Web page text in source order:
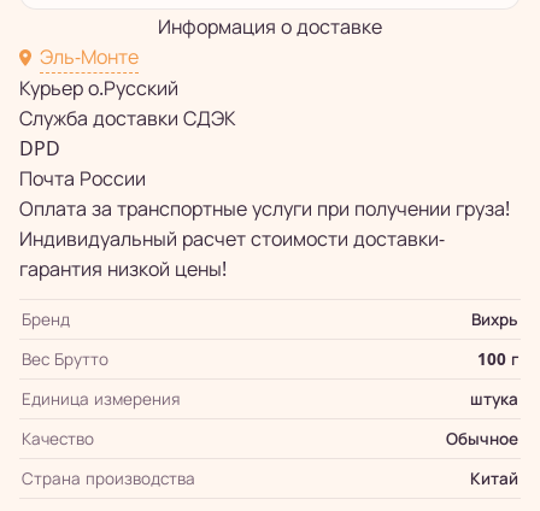
Информация о доставке
Эль-Монте
Курьер о.Русский
Служба доставки СДЭК
DPD
Почта России
Оплата за транспортные услуги при получении груза!
Индивидуальный расчет стоимости доставки-
гарантия низкой цены!
Бренд
Вихрь
Вес Брутто
100 г
Единица измерения
штука
Качество
Обычное
Страна производства
Китай